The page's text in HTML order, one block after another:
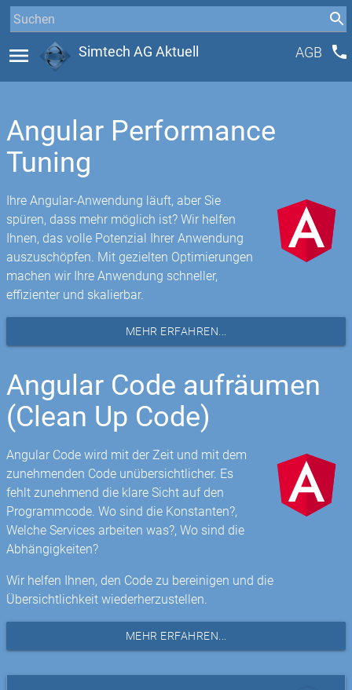
menu Simtech AG Aktuell AGB phone
Angular Performance
Tuning
Ihre Angular-Anwendung läuft, aber Sie
spüren, dass mehr möglich ist? Wir helfen
Ihnen, das volle Potenzial Ihrer Anwendung
auszuschöpfen. Mit gezielten Optimierungen
machen wir Ihre Anwendung schneller,
effizienter und skalierbar.
MEHR ERFAHREN...
Angular Code aufräumen
(Clean Up Code)
Angular Code wird mit der Zeit und mit dem
zunehmenden Code unübersichtlicher. Es
fehlt zunehmend die klare Sicht auf den
Programmcode. Wo sind die Konstanten?,
Welche Services arbeiten was?, Wo sind die
Abhängigkeiten?
Wir helfen Ihnen, den Code zu bereinigen und die
Übersichtlichkeit wiederherzustellen.
MEHR ERFAHREN...